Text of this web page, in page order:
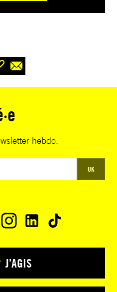
hebdo.
OK
J’AGIS